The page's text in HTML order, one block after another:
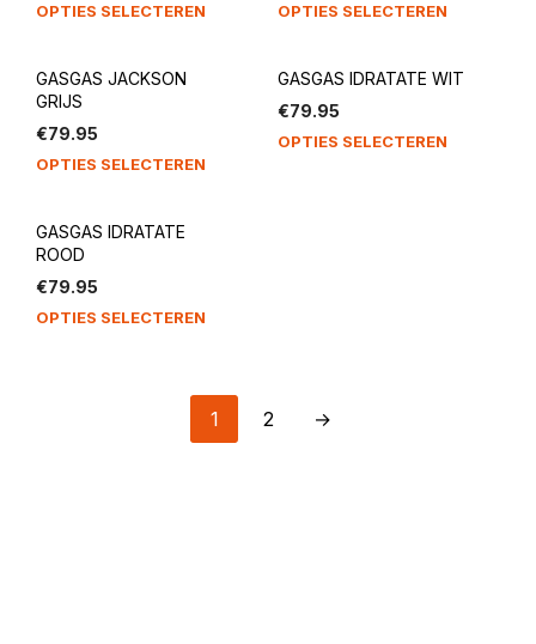
OPTIES SELECTEREN OPTIES SELECTEREN
GASGAS JACKSON
GRIJS
€79.95
OPTIES SELECTEREN
GASGAS IDRATATE WIT
€79.95
OPTIES SELECTEREN
GASGAS IDRATATE
ROOD
€79.95
OPTIES SELECTEREN
1 2 →